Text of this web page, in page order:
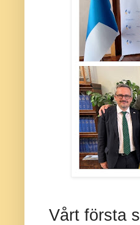
Vårt första